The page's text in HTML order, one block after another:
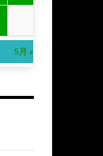
5月 »